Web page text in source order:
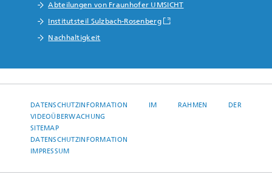
Abteilungen von Fraunhofer UMSICHT
Institutsteil Sulzbach-Rosenberg
Nachhaltigkeit
DATENSCHUTZINFORMATION IM RAHMEN DER
VIDEOÜBERWACHUNG
SITEMAP
DATENSCHUTZINFORMATION
IMPRESSUM